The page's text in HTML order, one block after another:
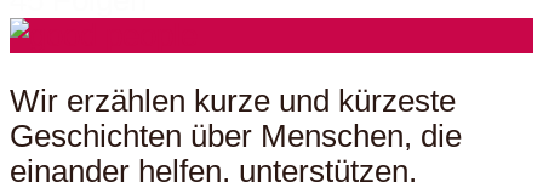
Wir erzählen kurze und kürzeste
Geschichten über Menschen, die
einander helfen, unterstützen,